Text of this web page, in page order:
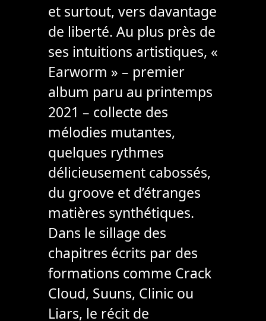
et surtout, vers davantage
de liberté. Au plus près de
ses intuitions artistiques, «
Earworm » – premier
album paru au printemps
2021 – collecte des
mélodies mutantes,
quelques rythmes
délicieusement cabossés,
du groove et d’étranges
matières synthétiques.
Dans le sillage des
chapitres écrits par des
formations comme Crack
Cloud, Suuns, Clinic ou
Liars, le récit de